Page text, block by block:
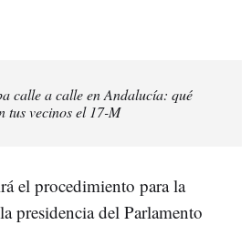
calle a calle en Andalucía: qué
tus vecinos el 17-M
el procedimiento para la
presidencia del Parlamento